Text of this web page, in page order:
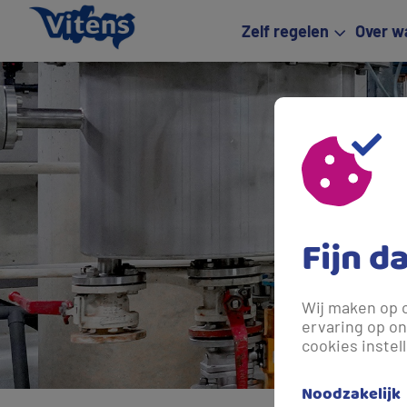
Zelf regelen Over
Fijn
Wij maken op
ervaring op
cookies
Noodzakelijk